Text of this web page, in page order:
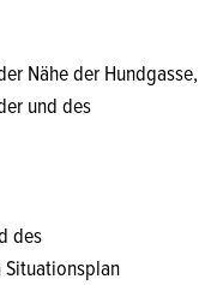
Nähe der Hundgasse,
und des
des
Situationsplan